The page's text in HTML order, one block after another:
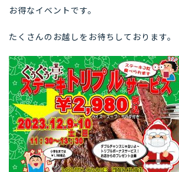
お得なイベントです。
たくさんのお越しをお待ちしております。